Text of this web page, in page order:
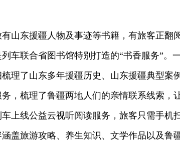
东援疆人物及事迹等书籍，有旅客正翻
车联合省图书馆特别打造的“书香服务”。
理了山东多年援疆历史、山东援疆典型案
，梳理了鲁疆两地人们的亲情联系线索，
上线公益云视听阅读服务，旅客只需手机
盖旅游攻略、养生知识、文学作品以及鲁